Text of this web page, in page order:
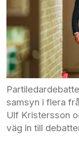
samsyn i flera
Ulf Kristersson
väg in till